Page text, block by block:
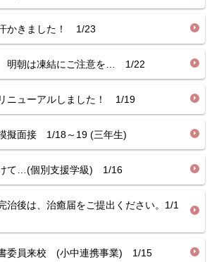
かきました！ 1/23
明朝は凍結にご注意を… 1/22
ニューアルしました！ 1/19
面接 1/18～19 (三年生)
て…(個別支援学級) 1/16
治後は、治癒届をご提出ください。1/1
委員来校 (小中連携事業) 1/15